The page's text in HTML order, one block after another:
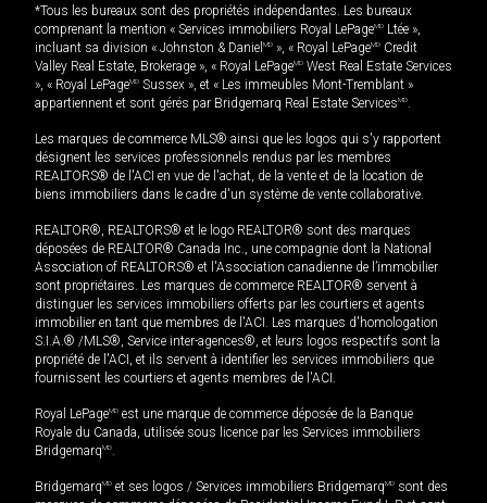
*Tous les bureaux sont des propriétés indépendantes. Les bureaux
comprenant la mention « Services immobiliers Royal LePageMD Ltée »,
incluant sa division « Johnston & Daniel MD », « Royal LePageMD Credit
Valley Real Estate, Brokerage », « Royal LePageMD West Real Estate Services
», « Royal LePageMD Sussex », et « Les immeubles Mont-Tremblant »
appartiennent et sont gérés par Bridgemarq Real Estate ServicesMD.
Les marques de commerce MLS® ainsi que les logos qui s'y rapportent
désignent les services professionnels rendus par les membres
REALTORS® de l'ACI en vue de l'achat, de la vente et de la location de
biens immobiliers dans le cadre d'un système de vente collaborative.
REALTOR®, REALTORS® et le logo REALTOR® sont des marques
déposées de REALTOR® Canada Inc., une compagnie dont la National
Association of REALTORS® et l'Association canadienne de l’immobilier
sont propriétaires. Les marques de commerce REALTOR® servent à
distinguer les services immobiliers offerts par les courtiers et agents
immobilier en tant que membres de l'ACI. Les marques d'homologation
S.I.A.® /MLS®, Service inter-agences®, et leurs logos respectifs sont la
propriété de l'ACI, et ils servent à identifier les services immobiliers que
fournissent les courtiers et agents membres de l'ACI.
Royal LePageMD est une marque de commerce déposée de la Banque
Royale du Canada, utilisée sous licence par les Services immobiliers
BridgemarqMD.
BridgemarqMD et ses logos / Services immobiliers BridgemarqMD sont des